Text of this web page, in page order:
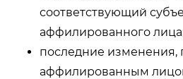
соответствующий
аффилированного
последние
аффилированным